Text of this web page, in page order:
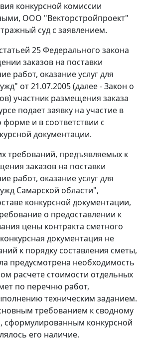
конкурсной комиссии
ООО "Векторстройпроект"
суд с заявлением.
статьей 25Федерального закона
заказов на поставки
работ, оказание услуг для
от 21.07.2005 (далее - Закон о
участник размещения заказа
подает заявку на участие в
форме и в соответствии с
документации.
требований, предъявляемых к
заказов на поставки
работ, оказание услуг для
Самарской области",
конкурсной документации,
о предоставлении к
цены контракта сметного
документация не
к порядку составления сметы,
предусмотрена необходимость
расчете стоимости отдельных
по перечню работ,
техническим заданием.
требованием к сводному
сформулированным конкурсной
его наличие.